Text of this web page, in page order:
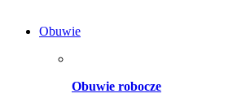
Obuwie
Obuwie robocze